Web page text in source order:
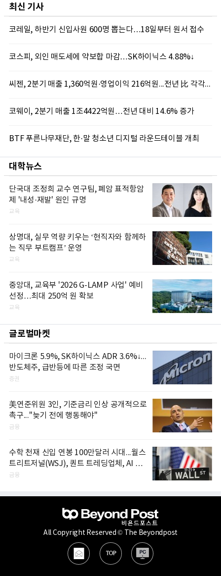
최신 기사
코레일, 하반기 신입사원 600명 뽑는다…18일부터 원서 접수
코스피, 외인 매도세에 약보합 마감…SK하이닉스 4.88%↓
씨젠, 2분기 매출 1,360억원·영업이익 216억원...전년 比 각각 19.2%·586.4% 증가
코웨이, 2분기 매출 1조4422억원…전년 대비 14.6% 증가
BTF 푸른나무재단, 한·말 청소년 디지털 라운드테이블 개최
대학뉴스
단국대 조정희 교수 연구팀, 폐암 표적항암
제 '내성·재발' 원인 규명
교육
상명대, 실무 역량 키우는 ‘현직자와 함께하
는 직무 부트캠프’ 운영
교육
중앙대, 교육부 '2026 G-LAMP 사업' 예비
선정…최대 250억 원 확보
교육
글로벌마켓
마이크론 5.9%, SK하이닉스 ADR 3.6%↓...
반도체주, 급반등에 따른 조정 국면
증권
美연준위원 3인, 기준금리 인상 공개적으로
촉구..."늦기 전에 행동해야"
금융
수학 천재 신입 연봉 100만달러 시대...월스
트리트저널(WSJ), 퀀트 트레딩업체, AI 기
업들 인재 확보 경쟁
금융
All Copyright Reserved © The Beyondpost